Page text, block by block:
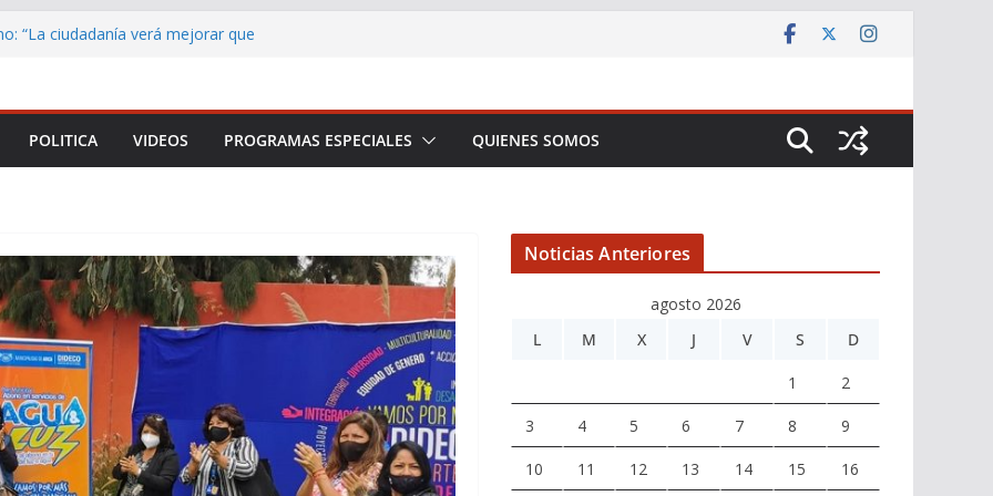
beneficiará a 29 medios de
a Arica y Parinacota en una plataforma
EpiNeuro invita a estudiantes de todo
POLITICA VIDEOS PROGRAMAS ESPECIALES QUIENES SOMOS
Noticias Anteriores
agosto 2026
L
M X J V S D
1 2
3 4 5 6 7 8 9
10 11 12 13 14 15 16